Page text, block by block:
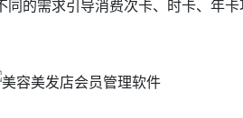
的需求引导消费次卡、时卡、年卡